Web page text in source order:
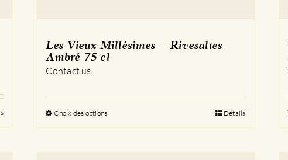
Les Vieux Millésimes – Rivesaltes
Ambré 75 cl
Contact us
Choix des optionsCe
produit
Détails